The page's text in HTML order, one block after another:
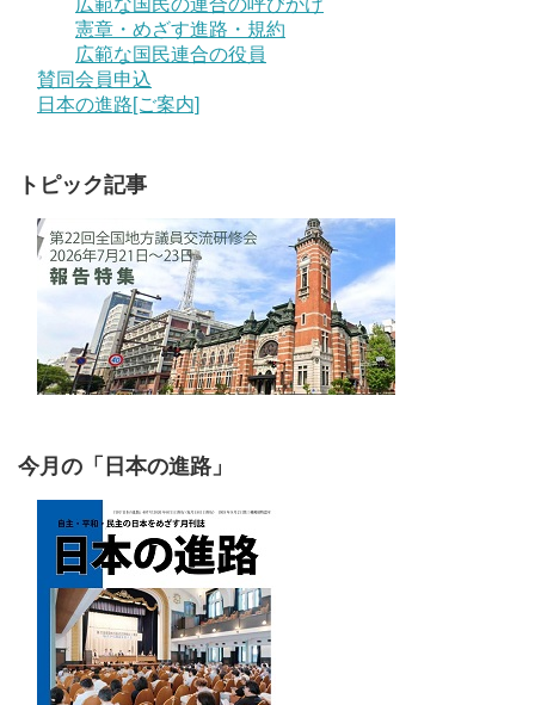
憲章・めざす進路・規約
広範な国民連合の役員
賛同会員申込
日本の進路[ご案内]
トピック記事
今月の「日本の進路」